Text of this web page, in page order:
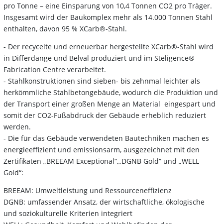
pro Tonne – eine Einsparung von 10,4 Tonnen CO2 pro Träger.
Insgesamt wird der Baukomplex mehr als 14.000 Tonnen Stahl
enthalten, davon 95 % XCarb®-Stahl.
- Der recycelte und erneuerbar hergestellte XCarb®-Stahl wird
in Differdange und Belval produziert und im Steligence®
Fabrication Centre verarbeitet.
- Stahlkonstruktionen sind sieben- bis zehnmal leichter als
herkömmliche Stahlbetongebäude, wodurch die Produktion und
der Transport einer großen Menge an Material eingespart und
somit der CO2-Fußabdruck der Gebäude erheblich reduziert
werden.
- Die für das Gebäude verwendeten Bautechniken machen es
energieeffizient und emissionsarm, ausgezeichnet mit den
Zertifikaten „BREEAM Exceptional“,„DGNB Gold“ und „WELL
Gold“:
BREEAM: Umweltleistung und Ressourceneffizienz
DGNB: umfassender Ansatz, der wirtschaftliche, ökologische
und soziokulturelle Kriterien integriert